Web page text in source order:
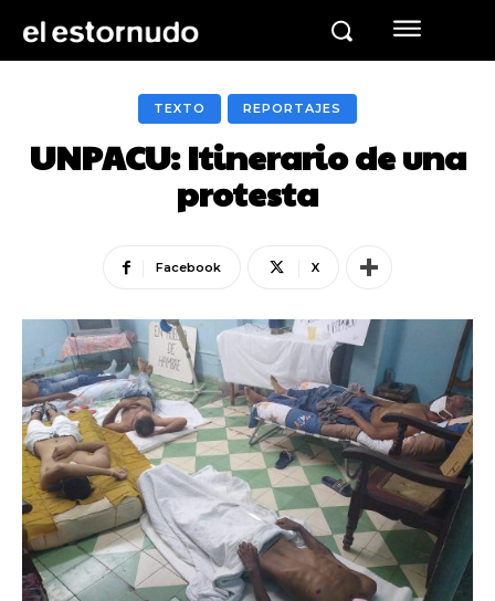
TEXTO REPORTAJES
UNPACU: Itinerario de una
protesta
Facebook X